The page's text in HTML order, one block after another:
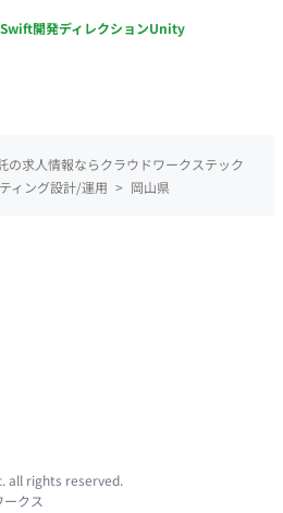
Swift開発ディレクションUnity
の求人情報ならクラウドワークステック
ィング設計/運用 > 岡山県
all rights reserved.
クス